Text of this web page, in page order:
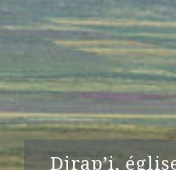
Djrap’i,